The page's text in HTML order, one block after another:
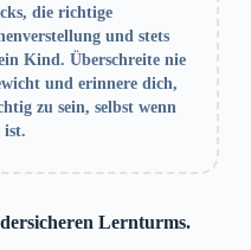
die richtige
und stets
Kind. Überschreite nie
und erinnere dich,
zu sein, selbst wenn
ist.
Lernturms.